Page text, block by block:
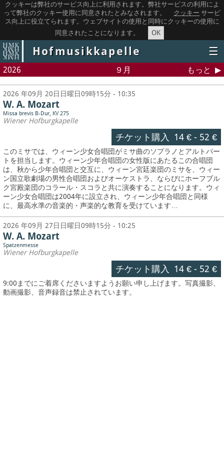
クッキーは弊社のサービス向上に利用されます。弊社サービスの利用によ
って弊社のクッキー使用に同意されたとみなされます。
クッキー サービ
ス向上に役立てられます。ウェブサイトの使用と同時にクッキーの使用に
同意されたことになります。
OK
Hofmusikkapelle ☰
2026 ９月 もっと
2026 年09月 20日日曜日09時15分 - 10:35
W. A. Mozart
Missa brevis B-Dur, KV 275
Wiener Hofburgkapelle
チケット購入 14 €- 52 €
このミサでは、ウィーン少女合唱団がミサ曲のソプラノとアルトパー
トを担当します。ウィーン少年合唱団の女性版にあたるこの合唱団
は、秋から少年合唱団と交互に、ウィーン宮廷楽団のミサを、ウィー
ン国立歌劇場の男性合唱団およびオーケストラ、ならびにホーフブル
ク宮殿楽団のコラール・スコラと共に演奏することになります。ウィ
ーン少女合唱団は2004年に設立され、ウィーン少年合唱団と同様
に、最高水準の音楽的・声楽的な教育を受けています…
2026 年09月 27日日曜日09時15分 - 10:25
W. A. Mozart
Spatzenmesse
Wiener Hofburgkapelle
チケット購入 14 €- 52 €
9:00までにご着席くださいますようお願い申し上げます。写真撮影、
動画撮影、音声録音は禁止されています。